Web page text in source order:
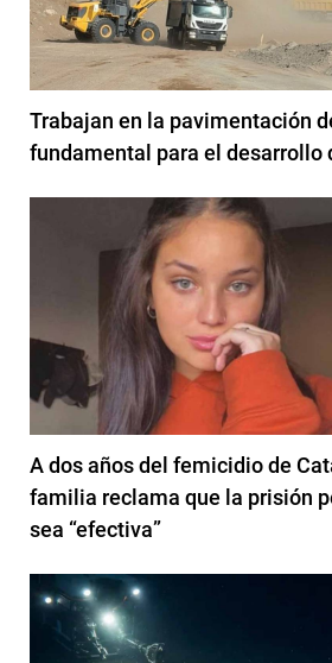
Trabajan en la pavimentación
fundamental para el desarrollo
A dos años del femicidio de
familia reclama que la prisión
sea “efectiva”